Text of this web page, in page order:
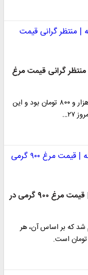
گرانی قیمت مرغ
یکشنبه ۲۱ آبان قیمت هرکیلو گوشت مرغ ۸۳ هزار و ۸۰۰ تومان بود و این
افزایش نجومی قیمت مرغ در اول هفته | قیمت مرغ ۹۰۰ گرمی در
در تاریخ ۲۷ آبان ۱۴۰۲ اعلام شد که بر اساس آن، هر